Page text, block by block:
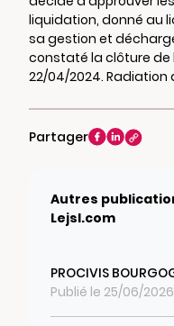
liquidation, donné au
sa gestion et
constaté la clôture de
22/04/2024. Radiation
Partager
Autres
Lejsl.com
PROCIVIS
Publié le 25/06/2026